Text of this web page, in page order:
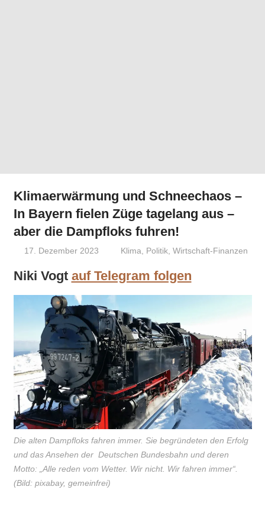
Klimaerwärmung und Schneechaos –
In Bayern fielen Züge tagelang aus –
aber die Dampfloks fuhren!
17. Dezember 2023 Niki Vogt
Klima, Politik,Wirtschaft-Finanzen
Niki Vogt auf Telegram folgen
Die alten Dampfloks fahren immer. Sie begründeten den Erfolg
und das Ansehen der Deutschen Bundesbahn und deren
Motto: „Alle reden vom Wetter. Wir nicht. Wir fahren immer“.
(Bild: pixabay, gemeinfrei)